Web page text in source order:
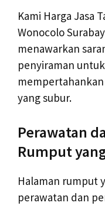
Kami Harga Jasa
Wonocolo
menawarkan
penyiraman
yang subur.
Perawatan
Rumput
Halaman rumput
perawatan dan